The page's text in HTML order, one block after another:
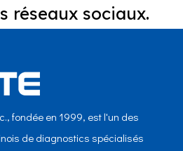
réseaux sociaux.
fondée en 1999, est l'un des
de diagnostics spécialisés